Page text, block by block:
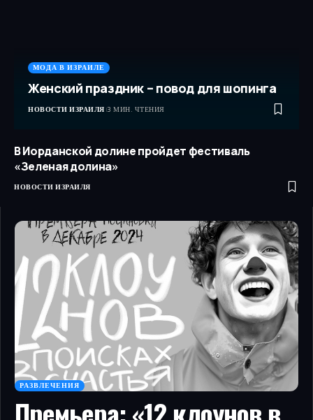
МОДА В ИЗРАИЛЕ
Женский праздник – повод для шопинга
НОВОСТИ ИЗРАИЛЯ 3 МИН. ЧТЕНИЯ
В Иорданской долине пройдет фестиваль
«Зеленая долина»
НОВОСТИ ИЗРАИЛЯ
РАЗВЛЕЧЕНИЯ